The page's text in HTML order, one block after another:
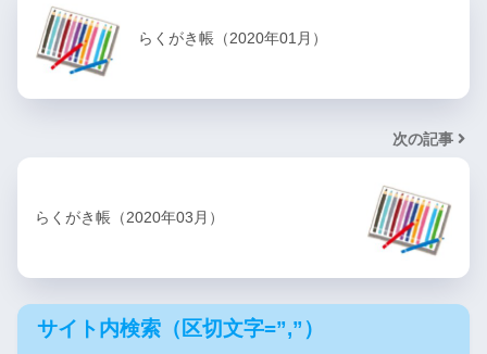
らくがき帳（2020年01月）
次の記事
らくがき帳（2020年03月）
サイト内検索（区切文字=”,”）